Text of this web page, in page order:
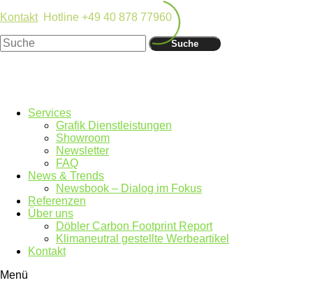
KontaktHotline +49 40 878 77960
Suche
Services
Grafik Dienstleistungen
Showroom
Newsletter
FAQ
News & Trends
Newsbook – Dialog im Fokus
Referenzen
Über uns
Döbler Carbon Footprint Report
Klimaneutral gestellte Werbeartikel
Kontakt
Menü